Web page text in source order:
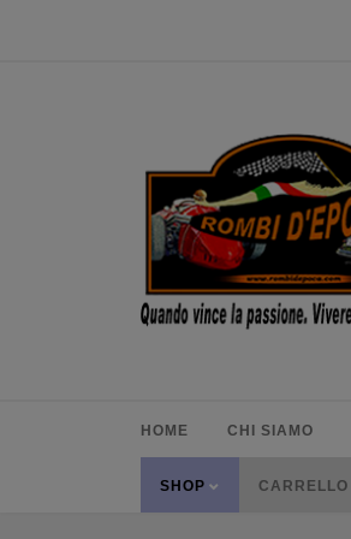
HOME CHI SIAMO
SHOP CARRELLO